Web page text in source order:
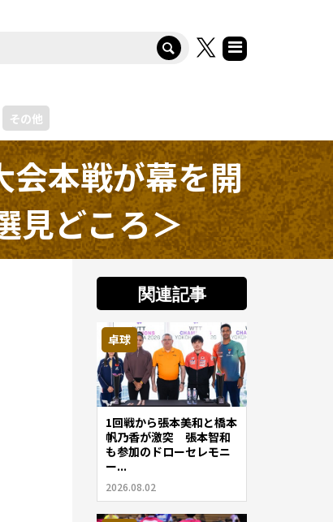
その他
本戦が幕を開
見どころ＞
関連記事
卓球
1回戦から張本美和と橋本
帆乃香が激突 張本智和
も参加のドローセレモニ
ー...
2026.08.02